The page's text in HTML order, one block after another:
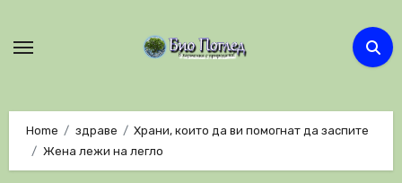
Home здраве
Храни, които да ви помогнат да заспите
Жена лежи на легло